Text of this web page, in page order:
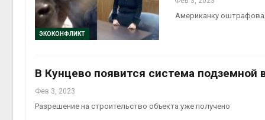
ЭКОКОНФЛИКТ
Американку
В Кунцево появится система подземной
Фев 3, 2023
Разрешение на строительство объекта уже получено
Авг 6,